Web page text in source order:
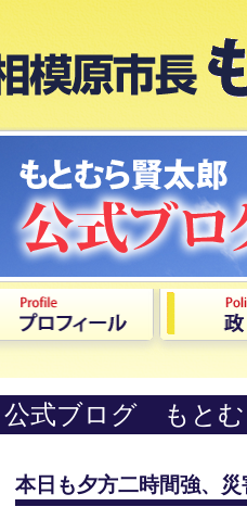
公式ブログ もとむ
本日も夕方二時間強、災